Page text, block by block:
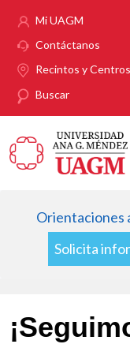
Mi UAGM
Contáctanos
Recintos y Centros
Buscar
Orientaciones
Solicita